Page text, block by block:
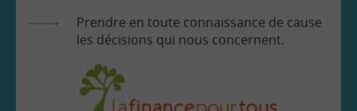
Prendre en toute connaissance de cause
les décisions qui nous concernent.